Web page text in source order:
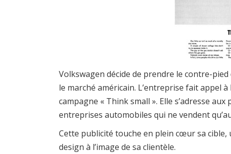
Volkswagen décide de prendre le contre-
le marché américain. L’entreprise fait appel
campagne « Think small ». Elle s’adresse
entreprises automobiles qui ne vendent
Cette publicité touche en plein cœur sa
design à l’image de sa clientèle.